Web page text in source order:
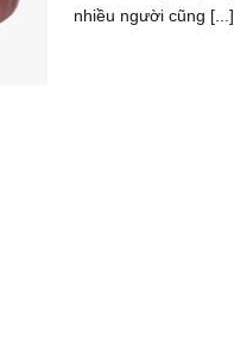
nhiều người cũng [...]